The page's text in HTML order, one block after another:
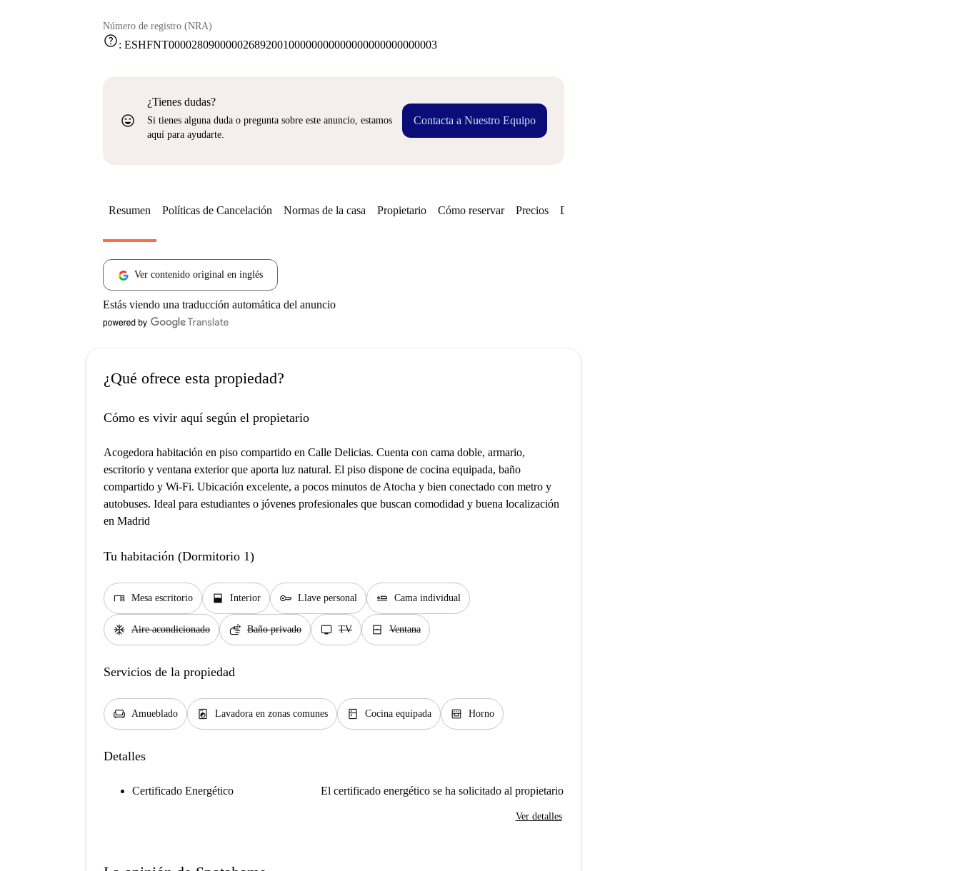
Número de registro (NRA)
help: ESHFNT00002809000002689200100000000000000000000000003
sentiment_very_satisfied
¿Tienes dudas?
Si tienes alguna duda o pregunta sobre este anuncio, estamos
aquí para ayudarte.
Contacta a Nuestro Equipo
Resumen Políticas de Cancelación Normas de la casa Propietario Cómo reservar Precios Disponibilidades
Ver contenido original en inglés
Estás viendo una traducción automática del anuncio
¿Qué ofrece esta propiedad?
Cómo es vivir aquí según el propietario
Acogedora habitación en piso compartido en Calle Delicias. Cuenta con cama doble, armario,
escritorio y ventana exterior que aporta luz natural. El piso dispone de cocina equipada, baño
compartido y Wi-Fi. Ubicación excelente, a pocos minutos de Atocha y bien conectado con metro y
autobuses. Ideal para estudiantes o jóvenes profesionales que buscan comodidad y buena localización
en Madrid
Tu habitación (Dormitorio 1)
desk Mesa escritorio window_open Interior key Llave personal airline_seat_flat Cama individual
ac_unit Aire acondicionado soap Baño privado tv TV window_closed Ventana
Servicios de la propiedad
chair Amueblado local_laundry_service Lavadora en zonas comunes kitchen Cocina equipada oven_gen Horno
Detalles
Certificado Energético El certificado energético se ha solicitado al propietario
Ver detalles